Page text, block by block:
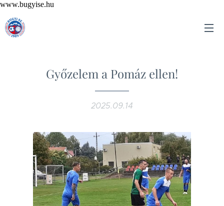
www.bugyise.hu
Győzelem a Pomáz ellen!
2025.09.14